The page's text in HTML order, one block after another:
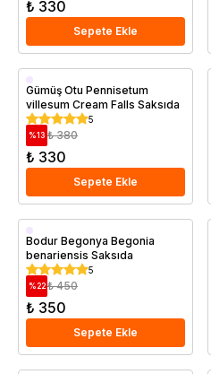
₺ 330
Sepete Ekle
Saksıda
Gümüş Otu Pennisetum
villesum Cream Falls Saksıda
5
%13 ₺ 380
₺ 330
Sepete Ekle
Saksıda
Bodur Begonya Begonia
benariensis Saksıda
5
%22 ₺ 450
₺ 350
Sepete Ekle